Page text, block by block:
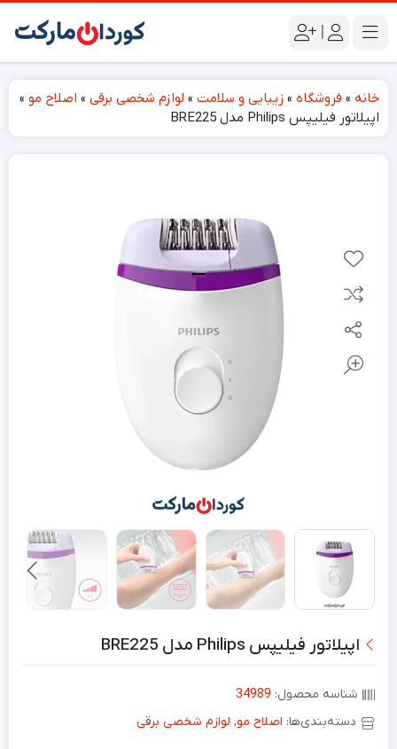
|
خانه » فروشگاه » زیبایی و سلامت » لوازم شخصی برقی » اصلاح مو »
اپیلاتور فیلیپس Philips مدل BRE225
اپیلاتور فیلیپس Philips مدل BRE225
شناسه محصول: 34989
دسته‌بندی‌ها: اصلاح مو, لوازم شخصی برقی